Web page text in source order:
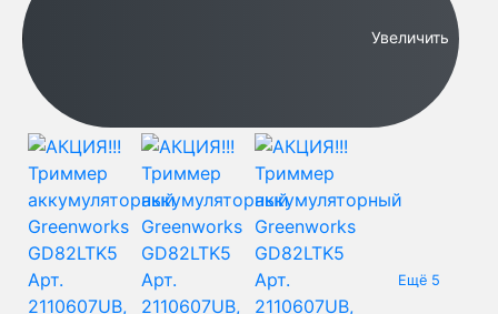
Увеличить
Ещё 5